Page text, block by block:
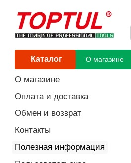
Каталог О магазине
О магазине
Оплата и доставка
Обмен и возврат
Контакты
Полезная информация